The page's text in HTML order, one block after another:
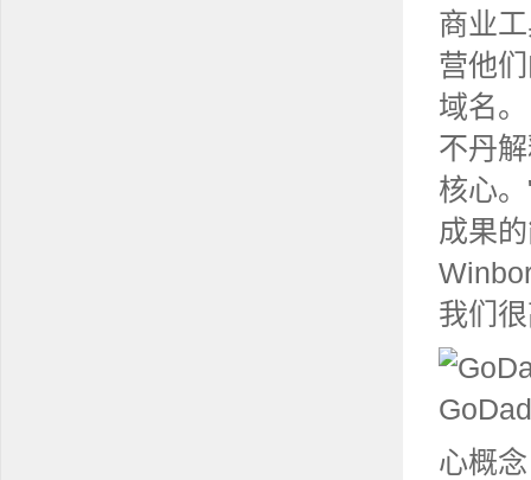
商业
营他
域名。
不丹
核心
成果
我们
心概